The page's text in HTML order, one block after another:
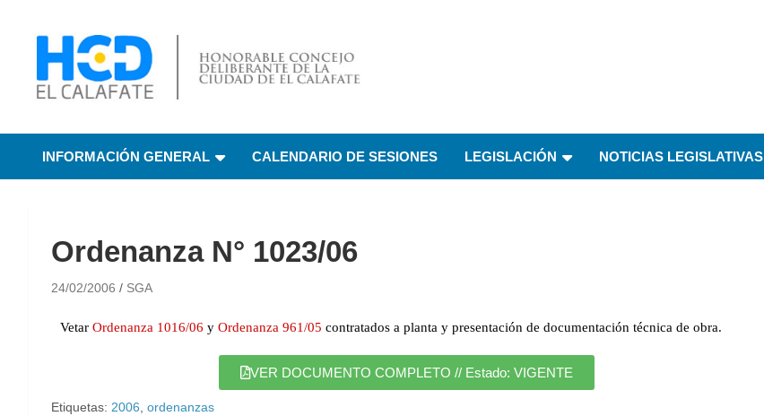
Honorable Concejo
Deliberante de El
INFORMACIÓN GENERAL CALENDARIO DE SESIONES LEGISLACIÓN NOTICIAS LEGISLATIVAS
Ordenanza N° 1023/06
24/02/2006 SGA
Vetar Ordenanza 1016/06 y Ordenanza 961/05 contratados a planta y presentación de documentación técnica de obra.
VER DOCUMENTO COMPLETO // Estado: VIGENTE
Etiquetas: 2006, ordenanzas